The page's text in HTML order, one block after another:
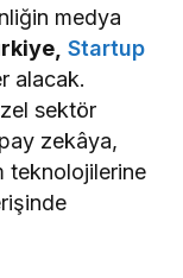
medya
Startup
alacak.
sektör
zekâya,
teknolojilerine